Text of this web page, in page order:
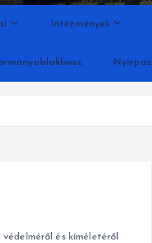
Intézmények
és kíméletéről